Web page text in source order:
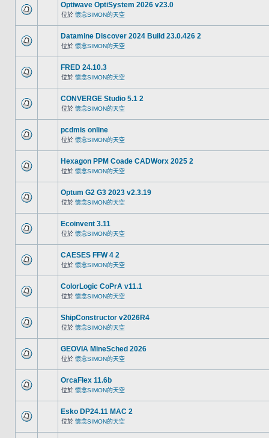
Optiwave OptiSystem 2026 v23.0
位於 懷念SIMON的天空
Datamine Discover 2024 Build 23.0.426 2
位於 懷念SIMON的天空
FRED 24.10.3
位於 懷念SIMON的天空
CONVERGE Studio 5.1 2
位於 懷念SIMON的天空
pcdmis online
位於 懷念SIMON的天空
Hexagon PPM Coade CADWorx 2025 2
位於 懷念SIMON的天空
Optum G2 G3 2023 v2.3.19
位於 懷念SIMON的天空
Ecoinvent 3.11
位於 懷念SIMON的天空
CAESES FFW 4 2
位於 懷念SIMON的天空
ColorLogic CoPrA v11.1
位於 懷念SIMON的天空
ShipConstructor v2026R4
位於 懷念SIMON的天空
GEOVIA MineSched 2026
位於 懷念SIMON的天空
OrcaFlex 11.6b
位於 懷念SIMON的天空
Esko DP24.11 MAC 2
位於 懷念SIMON的天空